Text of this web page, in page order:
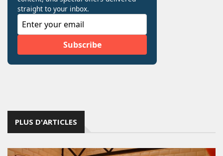
PLUS D'ARTICLES